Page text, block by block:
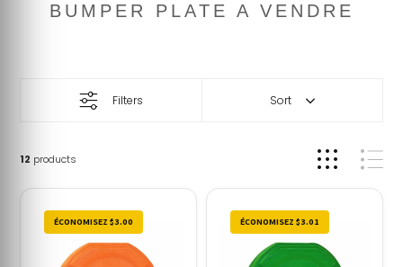
BUMPER PLATE A VENDRE
Filters Sort
12 products
ÉCONOMISEZ $3.00 ÉCONOMISEZ $3.01